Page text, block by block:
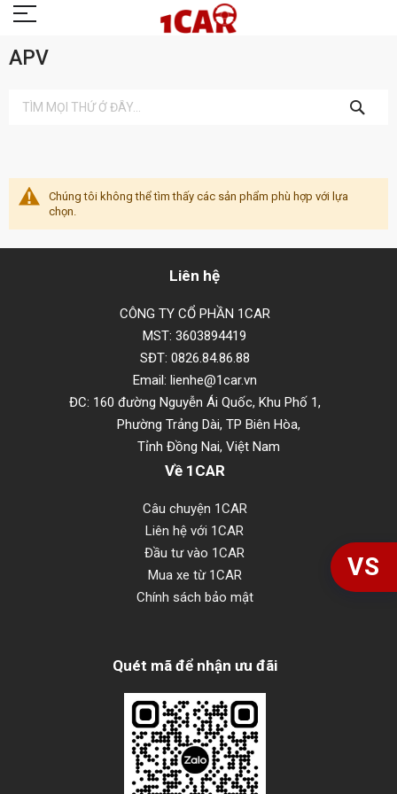
APV
KIẾM
Chúng tôi không thể tìm thấy các sản phẩm phù hợp với lựa
chọn.
Liên hệ
CÔNG TY CỔ PHẦN 1CAR
MST: 3603894419
SĐT: 0826.84.86.88
Email: lienhe@1car.vn
ĐC: 160 đường Nguyễn Ái Quốc, Khu Phố 1,
Phường Trảng Dài, TP Biên Hòa,
Tỉnh Đồng Nai, Việt Nam
Về 1CAR
Câu chuyện 1CAR
Liên hệ với 1CAR
Đầu tư vào 1CAR
Mua xe từ 1CAR
Chính sách bảo mật
Quét mã để nhận ưu đãi
VS